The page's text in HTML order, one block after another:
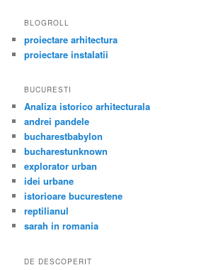
BLOGROLL
proiectare arhitectura
proiectare instalatii
BUCURESTI
Analiza istorico arhitecturala
andrei pandele
bucharestbabylon
bucharestunknown
explorator urban
idei urbane
istorioare bucurestene
reptilianul
sarah in romania
DE DESCOPERIT